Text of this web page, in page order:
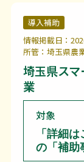
導入補助
情報掲載日：
所管：埼玉県農
埼玉県ス
業
対
「詳細
の「補助